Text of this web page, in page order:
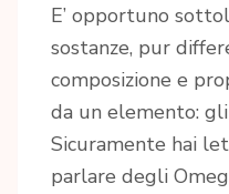
E’ opportuno
sostanze, pur
composizione e
da un elemento: gli
Sicuramente hai
parlare degli